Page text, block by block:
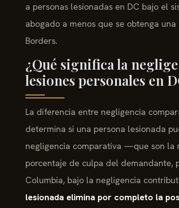
a personas lesionadas en DC bajo el
abogado a menos que se obtenga una
Borders.
¿Qué significa la
lesiones personales en
La diferencia entre negligencia
determina si una persona lesionada
negligencia comparativa —que son la
porcentaje de culpa del demandante,
Columbia, bajo la negligencia
lesionada elimina por completo la